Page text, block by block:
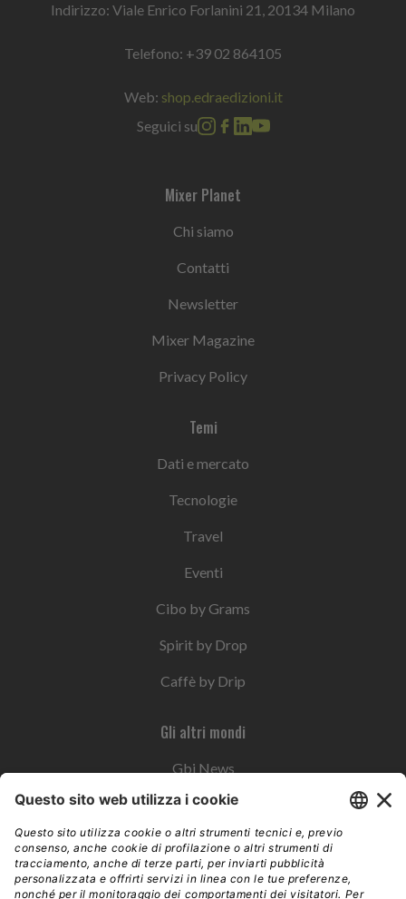
Indirizzo: Viale Enrico Forlanini 21, 20134 Milano
Telefono: +39 02 864105
Web: shop.edraedizioni.it
Seguici su
Mixer Planet
Chi siamo
Contatti
Newsletter
Mixer Magazine
Privacy Policy
Temi
Dati e mercato
Tecnologie
Travel
Eventi
Cibo by Grams
Spirit by Drop
Caffè by Drip
Gli altri mondi
Gbi News
Instoremag
Esplora il gruppo
Edra Edizioni